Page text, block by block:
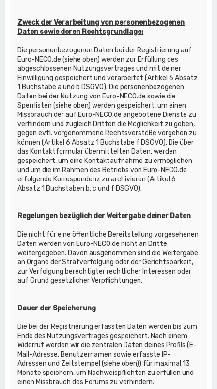
Zweck der Verarbeitung von personenbezogenen
Daten sowie deren Rechtsgrundlage:
Die personenbezogenen Daten bei der Registrierung auf
Euro-NECO.de (siehe oben) werden zur Erfüllung des
abgeschlossenen Nutzungsvertrages und mit deiner
Einwilligung gespeichert und verarbeitet (Artikel 6 Absatz
1 Buchstabe a und b DSGVO). Die personenbezogenen
Daten bei der Nutzung von Euro-NECO.de sowie die
Sperrlisten (siehe oben) werden gespeichert, um einen
Missbrauch der auf Euro-NECO.de angebotene Dienste zu
verhindern und zugleich Dritten die Möglichkeit zu geben,
gegen evtl. vorgenommene Rechtsverstöße vorgehen zu
können (Artikel 6 Absatz 1 Buchstabe f DSGVO). Die über
das Kontaktformular übermittelten Daten, werden
gespeichert, um eine Kontaktaufnahme zu ermöglichen
und um die im Rahmen des Betriebs von Euro-NECO.de
erfolgende Korrespondenz zu archivieren (Artikel 6
Absatz 1 Buchstaben b, c und f DSGVO).
Regelungen bezüglich der Weitergabe deiner Daten
Die nicht für eine öffentliche Bereitstellung vorgesehenen
Daten werden von Euro-NECO.de nicht an Dritte
weitergegeben. Davon ausgenommen sind die Weitergabe
an Organe der Strafverfolgung oder der Gerichtsbarkeit,
zur Verfolgung berechtigter rechtlicher Interessen oder
auf Grund gesetzlicher Verpflichtungen.
Dauer der Speicherung
Die bei der Registrierung erfassten Daten werden bis zum
Ende des Nutzungsvertrages gespeichert. Nach einem
Widerruf werden wir die zentralen Daten deines Profils (E-
Mail-Adresse, Benutzernamen sowie erfasste IP-
Adressen und Zeitstempel (siehe oben)) für maximal 13
Monate speichern, um Nachweispflichten zu erfüllen und
einen Missbrauch des Forums zu verhindern.